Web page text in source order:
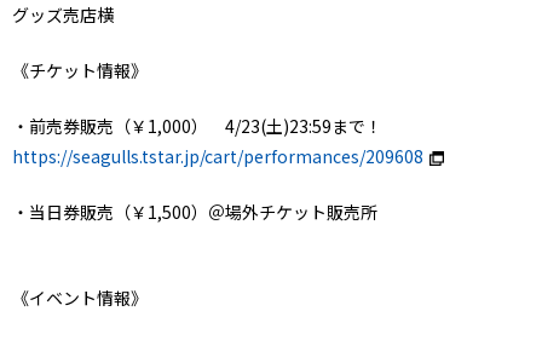
グッズ売店横
《チケット情報》
・前売券販売（￥1,000） 4/23(土)23:59まで！
https://seagulls.tstar.jp/cart/performances/209608
・当日券販売（￥1,500）＠場外チケット販売所
《イベント情報》